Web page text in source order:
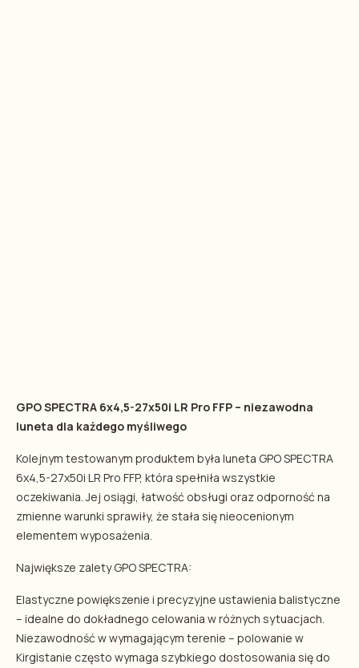
GPO SPECTRA 6x4,5-27x50i LR Pro FFP – niezawodna
luneta dla każdego myśliwego
Kolejnym testowanym produktem była luneta GPO SPECTRA
6x4,5-27x50i LR Pro FFP, która spełniła wszystkie
oczekiwania. Jej osiągi, łatwość obsługi oraz odporność na
zmienne warunki sprawiły, że stała się nieocenionym
elementem wyposażenia.
Największe zalety GPO SPECTRA:
Elastyczne powiększenie i precyzyjne ustawienia balistyczne
– idealne do dokładnego celowania w różnych sytuacjach.
Niezawodność w wymagającym terenie – polowanie w
Kirgistanie często wymaga szybkiego dostosowania się do